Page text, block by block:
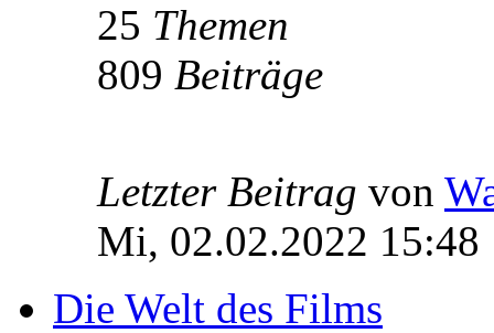
25 Themen
809 Beiträge
Letzter Beitrag von
Mi, 02.02.2022 15:48
Die Welt des Films